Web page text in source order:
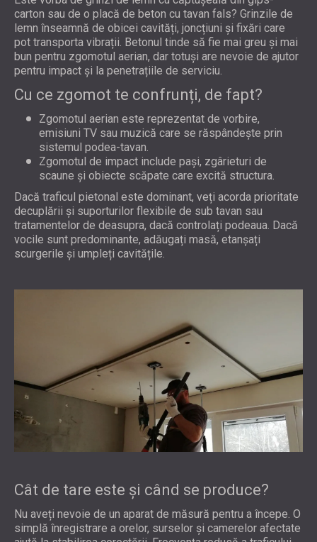
carton sau de o placă de beton cu tavan fals? Grinzile de
lemn înseamnă de obicei cavități, joncțiuni și fixări care
pot transporta vibrații. Betonul tinde să fie mai greu și mai
bun pentru zgomotul aerian, dar totuși are nevoie de ajutor
pentru impact și la penetrațiile de serviciu.
Cu ce zgomot te confrunți, de fapt?
Zgomotul aerian este reprezentat de vorbire,
emisiuni TV sau muzică care se răspândește prin
sistemul podea-tavan.
Zgomotul de impact include pași, zgârieturi de
scaune și obiecte scăpate care excită structura.
Dacă traficul pietonal este dominant, veți acorda prioritate
decuplării și suporturilor flexibile de sub tavan sau
tratamentelor de deasupra, dacă controlați podeaua. Dacă
vocile sunt predominante, adăugați masă, etanșați
scurgerile și umpleți cavitățile.
Cât de tare este și când se produce?
Nu aveți nevoie de un aparat de măsură pentru a începe. O
simplă înregistrare a orelor, surselor și camerelor afectate